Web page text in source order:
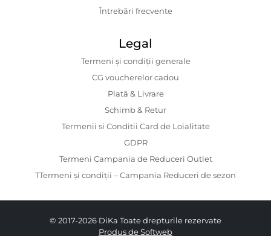
Întrebări frecvente
Legal
Termeni și condiții generale
CG voucherelor cadou
Plată & Livrare
Schimb & Retur
Termenii si Conditii Card de Loialitate
GDPR
Termeni Campania de Reduceri Outlet
TTermeni și condiții – Campania Reduceri de sezon
© 2017-2026 DiKa Toate drepturile rezervate
Produs de Softweb